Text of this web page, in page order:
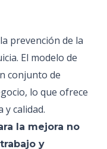
prevención de la
El modelo de
conjunto de
lo que ofrece
y calidad.
la mejora no
y